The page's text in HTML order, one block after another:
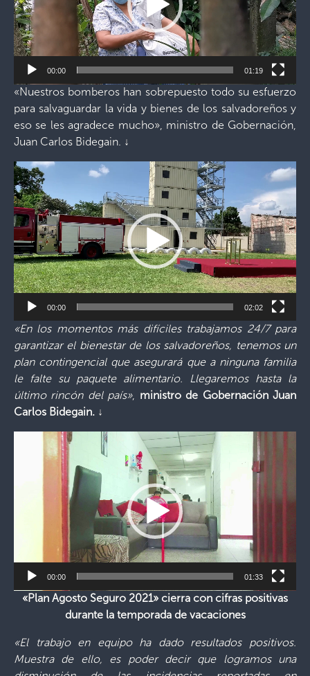
00:00 01:19
«Nuestros bomberos han sobrepuesto todo su esfuerzo
para salvaguardar la vida y bienes de los salvadoreños y
eso se les agradece mucho», ministro de Gobernación,
Juan Carlos Bidegain. ↓
Reproductor
de
vídeo
00:00 02:02
«En los momentos más difíciles trabajamos 24/7 para
garantizar el bienestar de los salvadoreños, tenemos un
plan contingencial que asegurará que a ninguna familia
le falte su paquete alimentario. Llegaremos hasta la
último rincón del país», ministro de Gobernación Juan
Carlos Bidegain. ↓
Reproductor
00:00 01:33
«Plan Agosto Seguro 2021» cierra con cifras positivas
durante la temporada de vacaciones
«El trabajo en equipo ha dado resultados positivos.
Muestra de ello, es poder decir que logramos una